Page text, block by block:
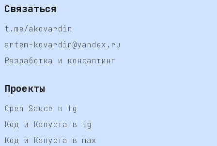
Связаться
t.me/akovardin
artem-kovardin@yandex.ru
Разработка и консалтинг
Проекты
Open Sauce в tg
Код и Капуста в tg
Код и Капуста в max